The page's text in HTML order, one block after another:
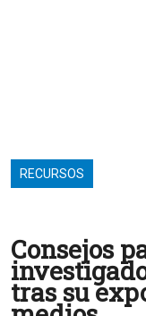
Pasar al
RECURSOS
Consejos
tras su